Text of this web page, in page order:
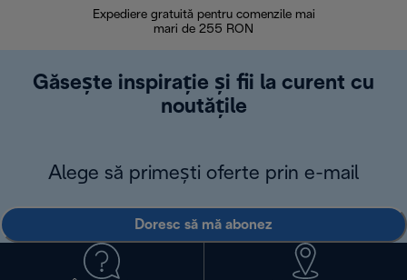
Expediere gratuită pentru comenzile mai
mari de 255 RON
Găsește inspirație și fii la curent cu
noutățile
Alege să primești oferte prin e-mail
Doresc să mă abonez